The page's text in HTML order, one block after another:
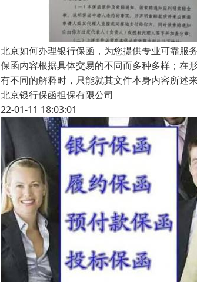
北京如何办理银行保函，为您提供专业可靠服务
保函内容根据具体交易的不同而多种多样；在
有不同的解释时，只能就其文件本身内容所
北京银行保函担保有限公司
22-01-11 18:03:01